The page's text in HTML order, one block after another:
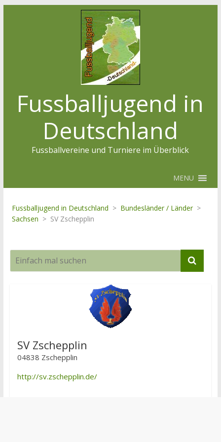
Fussballjugend in
Deutschland
Fussballvereine und Turniere im Überblick
MENU
Fussballjugend in Deutschland > Bundesländer / Länder >
Sachsen > SV Zschepplin
SV Zschepplin
04838 Zschepplin
http://sv.zschepplin.de/